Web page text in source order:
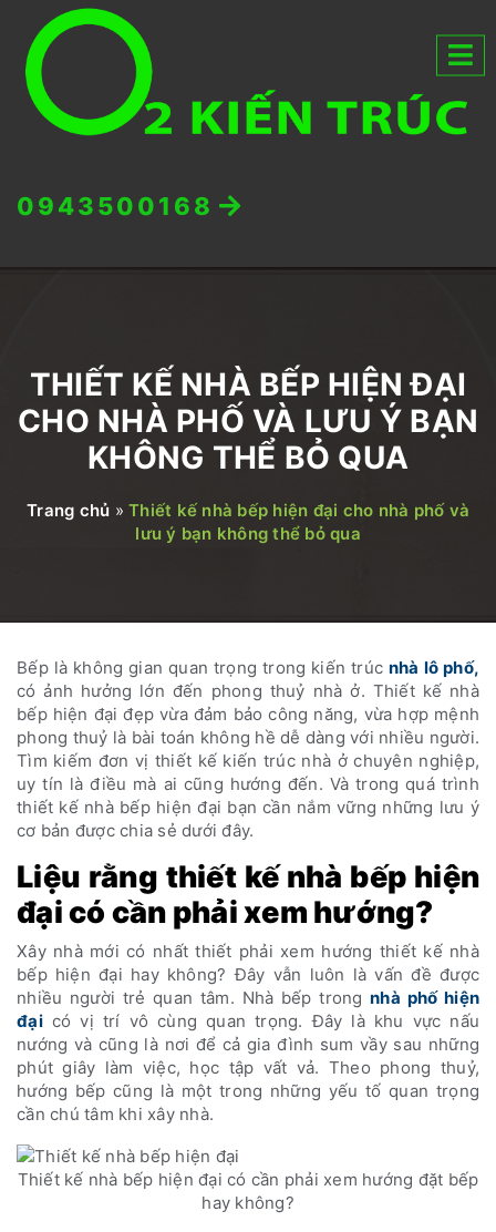
0943500168
THIẾT KẾ NHÀ BẾP HIỆN ĐẠI
CHO NHÀ PHỐ VÀ LƯU Ý BẠN
KHÔNG THỂ BỎ QUA
Trang chủ » Thiết kế nhà bếp hiện đại cho nhà phố và
lưu ý bạn không thể bỏ qua
Bếp là không gian quan trọng trong kiến trúc nhà lô phố,
có ảnh hưởng lớn đến phong thuỷ nhà ở. Thiết kế nhà
bếp hiện đại đẹp vừa đảm bảo công năng, vừa hợp mệnh
phong thuỷ là bài toán không hề dễ dàng với nhiều người.
Tìm kiếm đơn vị thiết kế kiến trúc nhà ở chuyên nghiệp,
uy tín là điều mà ai cũng hướng đến. Và trong quá trình
thiết kế nhà bếp hiện đại bạn cần nắm vững những lưu ý
cơ bản được chia sẻ dưới đây.
Liệu rằng thiết kế nhà bếp hiện
đại có cần phải xem hướng?
Xây nhà mới có nhất thiết phải xem hướng thiết kế nhà
bếp hiện đại hay không? Đây vẫn luôn là vấn đề được
nhiều người trẻ quan tâm. Nhà bếp trongnhà phố hiện
đại có vị trí vô cùng quan trọng. Đây là khu vực nấu
nướng và cũng là nơi để cả gia đình sum vầy sau những
phút giây làm việc, học tập vất vả. Theo phong thuỷ,
hướng bếp cũng là một trong những yếu tố quan trọng
cần chú tâm khi xây nhà.
Thiết kế nhà bếp hiện đại có cần phải xem hướng đặt bếp
hay không?